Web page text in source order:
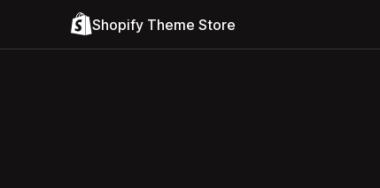
Shopify Theme Store